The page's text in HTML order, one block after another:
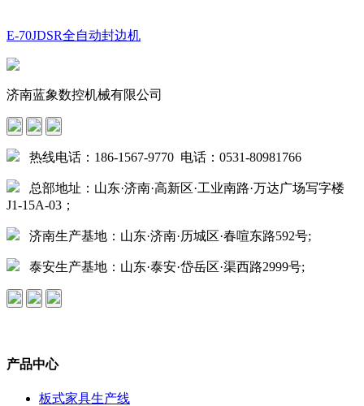
E-70JDSR全自动封边机
济南蓝象数控机械有限公司
热线电话：186-1567-9770 电话：0531-80981766
总部地址：山东·济南·高新区·工业南路·万达广场写字楼
J1-15A-03；
济南生产基地：山东·济南·历城区·春喧东路592号;
泰安生产基地：山东·泰安·岱岳区·渠西路2999号;
产品中心
板式家具生产线